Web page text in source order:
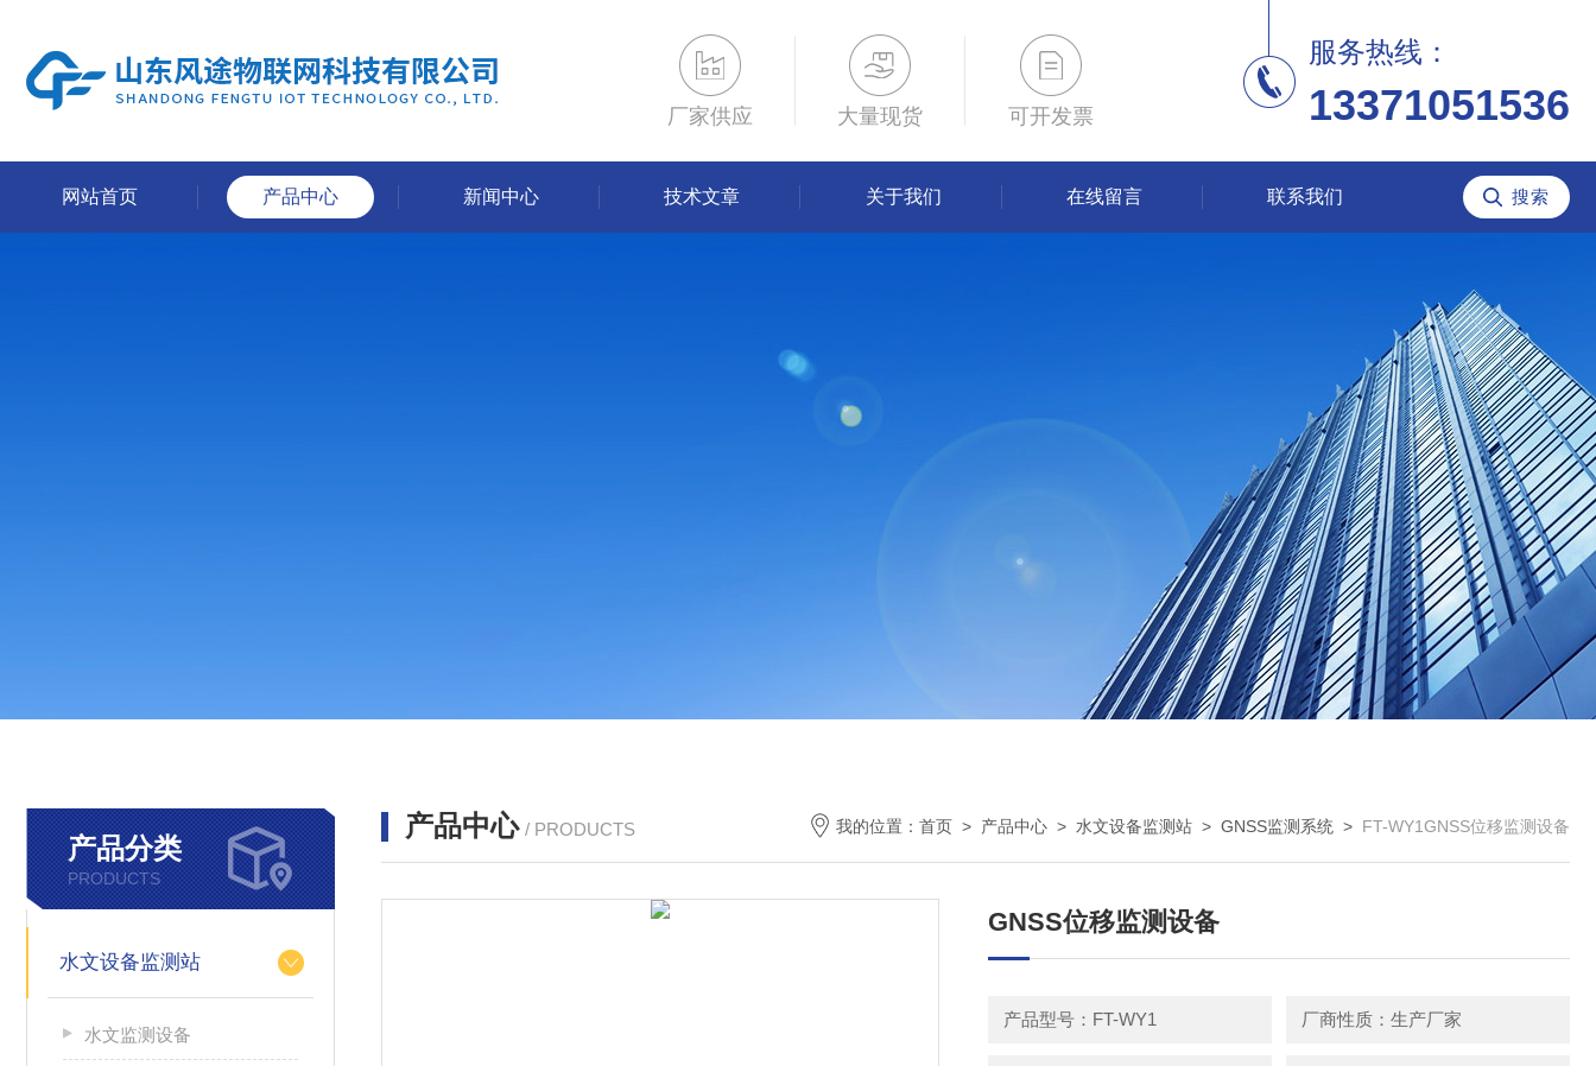
厂家供应 大量现货 可开发票
服务热线：
13371051536
网站首页 产品中心 新闻中心 技术文章 关于我们 在线留言 联系我们
产品分类
PRODUCTS
水文设备监测站
水文监测设备
产品中心 / PRODUCTS 我的位置： 首页 > 产品中心 > 水文设备监测站 > GNSS监测系统 > FT-WY1GNSS位移监测设备
GNSS位移监测设备
产品型号：FT-WY1 厂商性质：生产厂家